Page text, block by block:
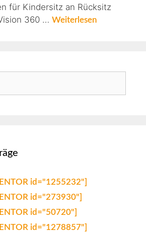
für Kindersitz an Rücksitz
360 … Weiterlesen
id="1255232"]
id="273930"]
id="50720"]
id="1278857"]